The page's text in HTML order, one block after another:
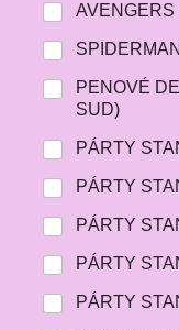
AVENGERS
PENOVÉ
SUD)
PÁRTY
PÁRTY
PÁRTY
PÁRTY
PÁRTY